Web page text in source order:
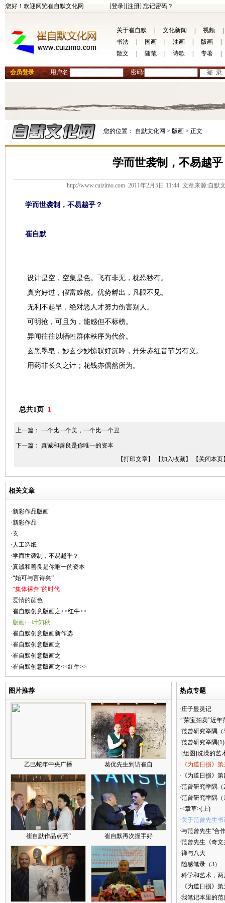
您好！欢迎阅览崔自默文化网 [登录][注册] 忘记密码？
关于崔自默 文化新闻 视频
书法
国画 油画 版画
散文
随笔 诗歌 专著
会员登录 用户名: 密码:
您的位置： 自默文化网 > 版画 > 正文
学而世袭制，不易越
http://www.cuizimo.com 2011年2月5日 11:44 文章来源:自默
学而世袭制，不易越乎？
崔自默
设计是空，空集是色。飞有非无，枕恐秒有。
真穷好过，假富难熬。优势孵出，凡眼不见。
无利不起早，绝对恶人才努力伤害别人。
可明抢，可且为，能感但不标榜。
异闻往往以牺牲群体秩序为代价。
玄黑墨皂，妙玄少妙惊叹好沉吟，丹朱赤红音节另有义。
用药非长久之计；花钱亦偶然所为。
总共1页 1
上一篇： 一个比一个美，一个比一个丑
下一篇： 真诚和善良是你唯一的资本
【打印文章】
【加入收藏】 【关闭本页
相关文章
·新彩作品版画
·新彩作品
·玄
·人工造纸
·学而世袭制，不易越乎？
·真诚和善良是你唯一的资本
·“始可与言诗矣”
·“集体裸奔”的时代
·爱情的颜色
·崔自默创意版画之<<红牛>>
·版画/一叶知秋
·崔自默创意版画新作选
·崔自默创意版画之
·崔自默创意版画之
·崔自默创意版画之<<红牛>>
图片推荐
乙巳蛇年中央广播 葛优先生到访崔自
崔自默作品点亮“ 崔自默再次握手好
热点专题
·庄子显灵记
·“荣宝拍卖”近
·范曾研究举隅（
·范曾研究举隅(1)
·[组图]洗澡的艺
·《为道日损》
·《为道日损》
·范曾研究举隅（
·范曾研究举隅（
·<章草>(上)
·关于范曾先生
·与范曾先生“合
·范曾先生《奇
·禅与八大
·随感笔录（3）
·科学和艺术，
·《为道日损》
·我笔记本里的